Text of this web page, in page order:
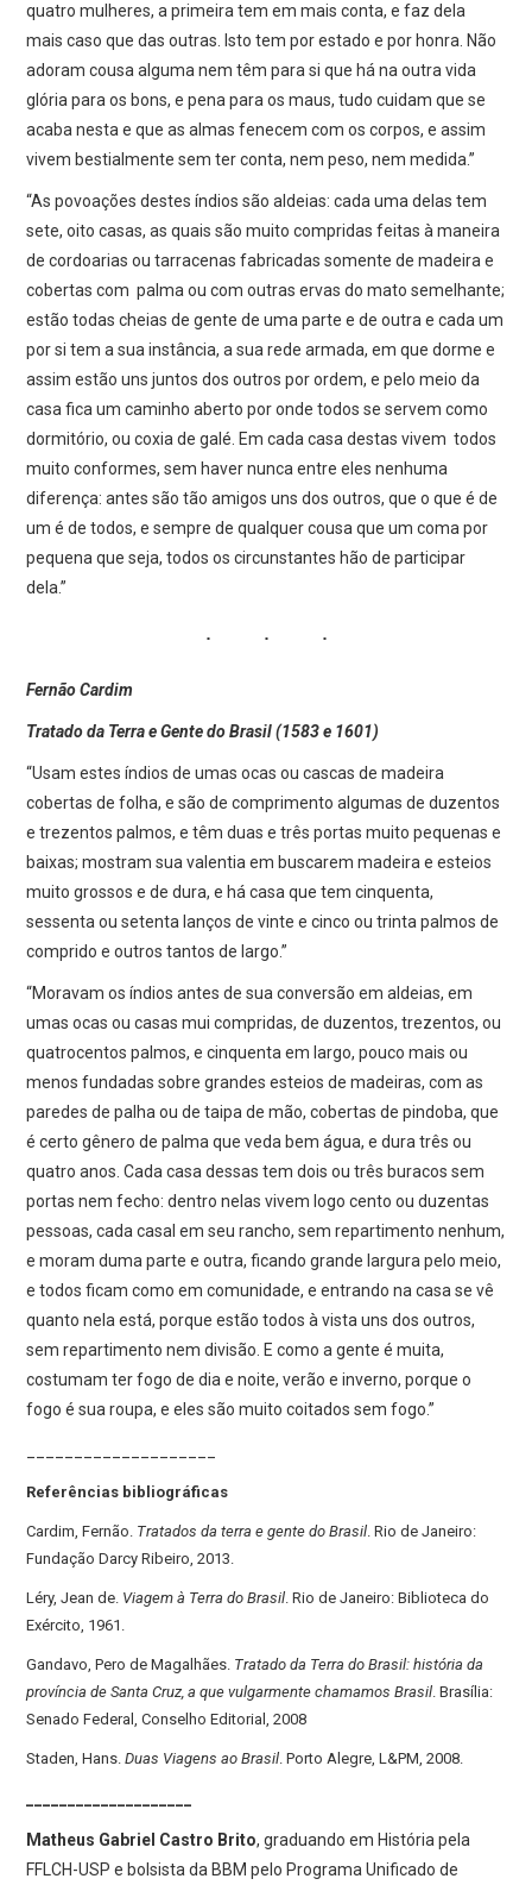
quatro mulheres, a primeira tem em mais conta, e faz dela
mais caso que das outras. Isto tem por estado e por honra. Não
adoram cousa alguma nem têm para si que há na outra vida
glória para os bons, e pena para os maus, tudo cuidam que se
acaba nesta e que as almas fenecem com os corpos, e assim
vivem bestialmente sem ter conta, nem peso, nem medida.”
“As povoações destes índios são aldeias: cada uma delas tem
sete, oito casas, as quais são muito compridas feitas à maneira
de cordoarias ou tarracenas fabricadas somente de madeira e
cobertas com palma ou com outras ervas do mato semelhante;
estão todas cheias de gente de uma parte e de outra e cada um
por si tem a sua instância, a sua rede armada, em que dorme e
assim estão uns juntos dos outros por ordem, e pelo meio da
casa fica um caminho aberto por onde todos se servem como
dormitório, ou coxia de galé. Em cada casa destas vivem todos
muito conformes, sem haver nunca entre eles nenhuma
diferença: antes são tão amigos uns dos outros, que o que é de
um é de todos, e sempre de qualquer cousa que um coma por
pequena que seja, todos os circunstantes hão de participar
dela.”
Fernão Cardim
Tratado da Terra e Gente do Brasil (1583 e 1601)
“Usam estes índios de umas ocas ou cascas de madeira
cobertas de folha, e são de comprimento algumas de duzentos
e trezentos palmos, e têm duas e três portas muito pequenas e
baixas; mostram sua valentia em buscarem madeira e esteios
muito grossos e de dura, e há casa que tem cinquenta,
sessenta ou setenta lanços de vinte e cinco ou trinta palmos de
comprido e outros tantos de largo.”
“Moravam os índios antes de sua conversão em aldeias, em
umas ocas ou casas mui compridas, de duzentos, trezentos, ou
quatrocentos palmos, e cinquenta em largo, pouco mais ou
menos fundadas sobre grandes esteios de madeiras, com as
paredes de palha ou de taipa de mão, cobertas de pindoba, que
é certo gênero de palma que veda bem água, e dura três ou
quatro anos. Cada casa dessas tem dois ou três buracos sem
portas nem fecho: dentro nelas vivem logo cento ou duzentas
pessoas, cada casal em seu rancho, sem repartimento nenhum,
e moram duma parte e outra, ficando grande largura pelo meio,
e todos ficam como em comunidade, e entrando na casa se vê
quanto nela está, porque estão todos à vista uns dos outros,
sem repartimento nem divisão. E como a gente é muita,
costumam ter fogo de dia e noite, verão e inverno, porque o
fogo é sua roupa, e eles são muito coitados sem fogo.”
Referências bibliográficas
Cardim, Fernão. Tratados da terra e gente do Brasil. Rio de Janeiro:
Fundação Darcy Ribeiro, 2013.
Léry, Jean de. Viagem à Terra do Brasil. Rio de Janeiro: Biblioteca do
Exército, 1961.
Gandavo, Pero de Magalhães. Tratado da Terra do Brasil: história da
província de Santa Cruz, a que vulgarmente chamamos Brasil. Brasília:
Senado Federal, Conselho Editorial, 2008
Staden, Hans.Duas Viagens ao Brasil. Porto Alegre, L&PM, 2008.
Matheus Gabriel Castro Brito, graduando em História pela
FFLCH-USP e bolsista da BBM pelo Programa Unificado de